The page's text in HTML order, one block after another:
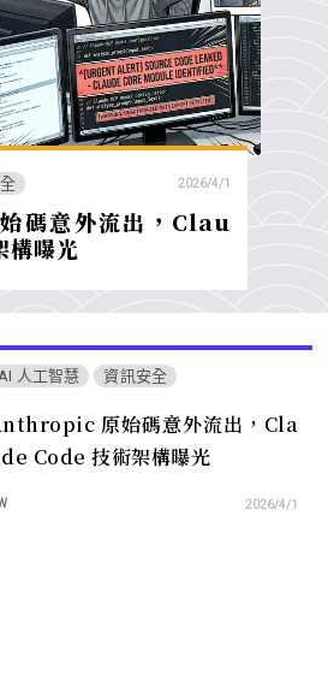
2026/4/1
碼意外流出，Clau
曝光
AI 人工智慧 資訊安全
原始碼意外流出，Cla
Code 技術架構曝光
2026/4/1